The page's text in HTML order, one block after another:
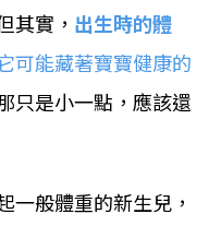
其實， 出生時的體
可能藏著寶寶健康的
只是小一點，應該還
一般體重的新生兒，